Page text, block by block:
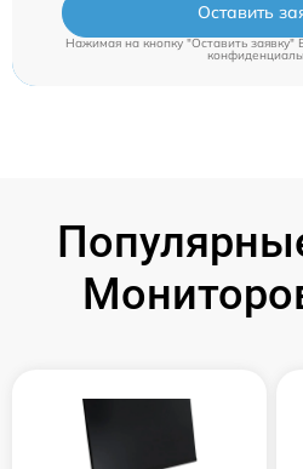
Оставить
Нажимая на кнопку "Оставить заявку"